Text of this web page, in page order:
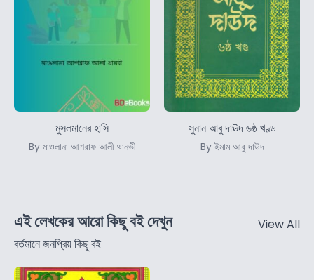
মুসলমানের হাসি
By মাওলানা আশরাফ আলী থানভী
সুনান আবু দাঊদ ৬ষ্ঠ খণ্ড
By ইমাম আবু দাউদ
এই লেখকের আরো কিছু বই দেখুন
বর্তমানে জনপ্রিয় কিছু বই
View All